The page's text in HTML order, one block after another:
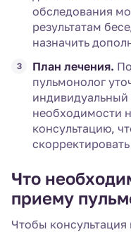
обследования
результатам
назначить
План лечения.
пульмонолог
индивидуальный
необходимости
консультацию,
Что
приему
Чтобы